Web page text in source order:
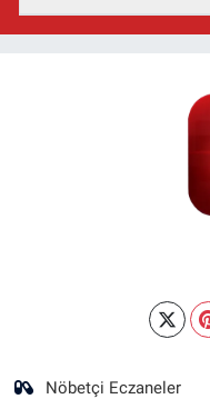
Nöbetçi Eczaneler